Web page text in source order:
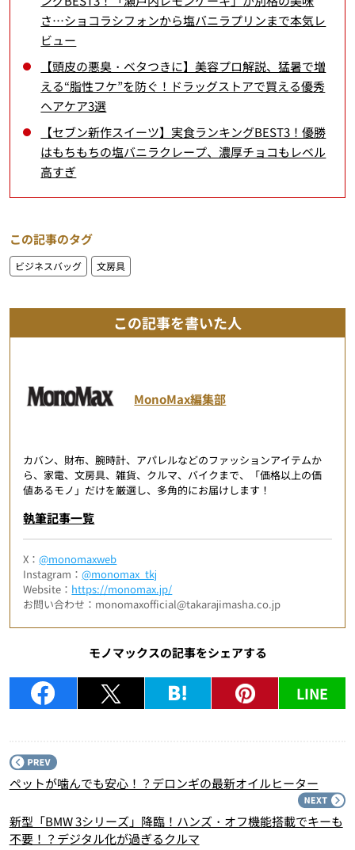
さ…ショコラシフォンから塩バニラプリンまで本気レ
ビュー
【頭皮の悪臭・ベタつきに】美容プロ解説、猛暑で増
える“脂性フケ”を防ぐ！ドラッグストアで買える優秀
ヘアケア3選
【セブン新作スイーツ】実食ランキングBEST3！優勝
はもちもちの塩バニラクレープ、濃厚チョコもレベル
高すぎ
この記事のタグ
ビジネスバッグ 文房具
この記事を書いた人
MonoMax編集部
カバン、財布、腕時計、アパレルなどのファッションアイテムか
ら、家電、文房具、雑貨、クルマ、バイクまで、「価格以上の価
値あるモノ」だけを厳選し、多角的にお届けします！
執筆記事一覧
X：@monomaxweb
Instagram：@monomax_tkj
Website： https://monomax.jp/
お問い合わせ：monomaxofficial@takarajimasha.co.jp
モノマックスの記事をシェアする
LINE
ペットが噛んでも安心！？デロンギの最新オイルヒーター
新型「BMW 3シリーズ」降臨！ハンズ・オフ機能搭載でキーも
不要！？デジタル化が過ぎるクルマ